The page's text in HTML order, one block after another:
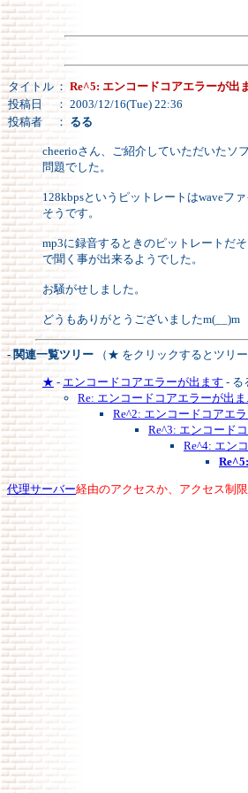
タイトル ： Re^5: エンコードコアエラーが出
投稿日
： 2003/12/16(Tue) 22:36
投稿者
： るる
cheerioさん、ご紹介していただいたソ
問題でした。
128kbpsというピットレートはwaveフ
そうです。
mp3に録音するときのピットレートだ
で聞く事が出来るようでした。
お騒がせしました。
どうもありがとうございましたm(__)m
- 関連一覧ツリー （★ をクリックするとツリ
★ - エンコードコアエラーが出ます - る
Re: エンコードコアエラーが出ま..
Re^2: エンコードコアエラ
Re^3: エンコードコ
Re^4: エン
代理サーバー経由のアクセスか、アクセス制